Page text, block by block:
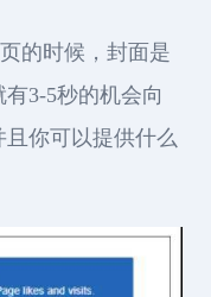
的时候，封面是
3-5秒的机会向
你可以提供什么